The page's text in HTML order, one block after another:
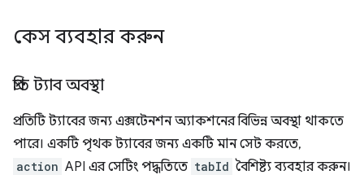
কেস ব্যবহার করুন
প্রতি ট্যাব অবস্থা
প্রতিটি ট্যাবের জন্য এক্সটেনশন অ্যাকশনের বিভিন্ন অবস্থা থাকতে
পারে। একটি পৃথক ট্যাবের জন্য একটি মান সেট করতে,
action API এর সেটিং পদ্ধতিতে tabId বৈশিষ্ট্য ব্যবহার করুন।